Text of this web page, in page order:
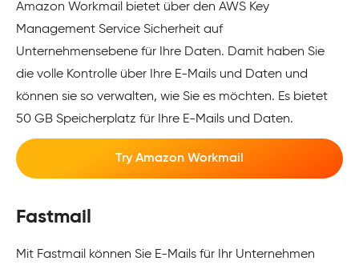
Amazon Workmail bietet über den AWS Key
Management Service Sicherheit auf
Unternehmensebene für Ihre Daten. Damit haben Sie
die volle Kontrolle über Ihre E-Mails und Daten und
können sie so verwalten, wie Sie es möchten. Es bietet
50 GB Speicherplatz für Ihre E-Mails und Daten.
Try Amazon Workmail
Fastmail
Mit Fastmail können Sie E-Mails für Ihr Unternehmen